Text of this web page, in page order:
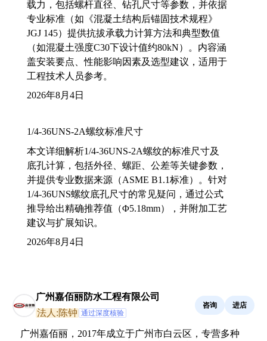
载力，包括螺杆直径、钻孔尺寸等参数，并依据
专业标准（如《混凝土结构后锚固技术规程》
JGJ 145）提供抗拔承载力计算方法和典型数值
（如混凝土强度C30下设计值约80kN）。内容涵
盖安装要点、性能影响因素及选型建议，适用于
工程技术人员参考。
2026年8月4日
1/4-36UNS-2A螺纹标准尺寸
本文详细解析1/4-36UNS-2A螺纹的标准尺寸及
底孔计算，包括外径、螺距、公差等关键参数，
并提供专业数据来源（ASME B1.1标准）。针对
1/4-36UNS螺纹底孔尺寸的常见疑问，通过公式
推导给出精确推荐值（Φ5.18mm），并附加工艺
建议与扩展知识。
2026年8月4日
广州嘉佰丽防水工程有限公司
法人:陈钟 通过深度核验
咨询 进店
广州嘉佰丽，2017年成立于广州市白云区，专营多种